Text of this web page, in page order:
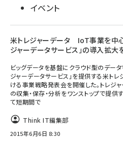
イベント
米トレジャーデータ IoT事業を中心
ジャーデータサービス」の導入拡大
ビッグデータを基盤にクラウド型のデータ
ジャーデータサービス」を提供する米ト
ける事業戦略発表会を開催した。トレジ
の収集・保存・分析をワンストップで提
て短期間で
Think IT編集部
2015年6月6日 8:30